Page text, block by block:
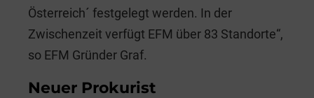
Österreich´ festgelegt werden. In der
Zwischenzeit verfügt EFM über 83 Standorte“,
so EFM Gründer Graf.
Neuer Prokurist